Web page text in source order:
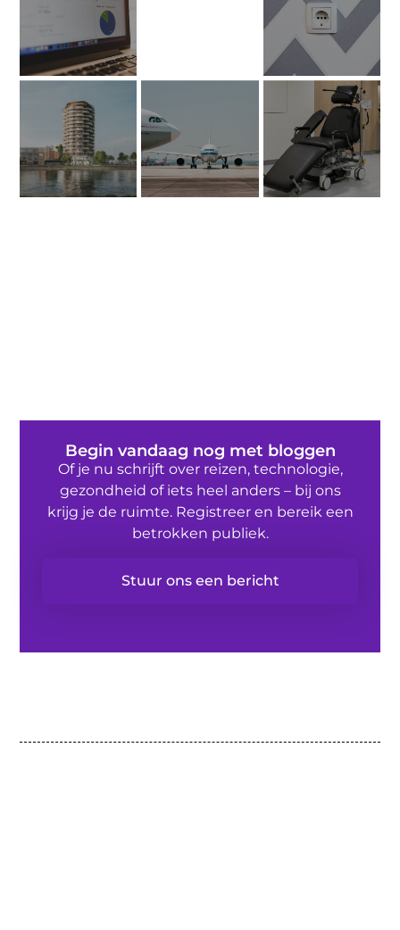
Begin vandaag nog met bloggen
Of je nu schrijft over reizen, technologie,
gezondheid of iets heel anders – bij ons
krijg je de ruimte. Registreer en bereik een
betrokken publiek.
Stuur ons een bericht